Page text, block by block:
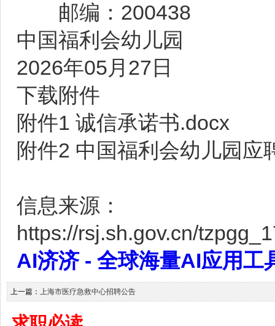
邮编：200438
中国福利会幼儿园
2026年05月27日
下载附件
附件1 诚信承诺书.docx
附件2 中国福利会幼儿园应
信息来源：
https://rsj.sh.gov.cn/
AI济济 - 全球海量AI应用
上一篇： 上海市医疗急救中心招聘公告